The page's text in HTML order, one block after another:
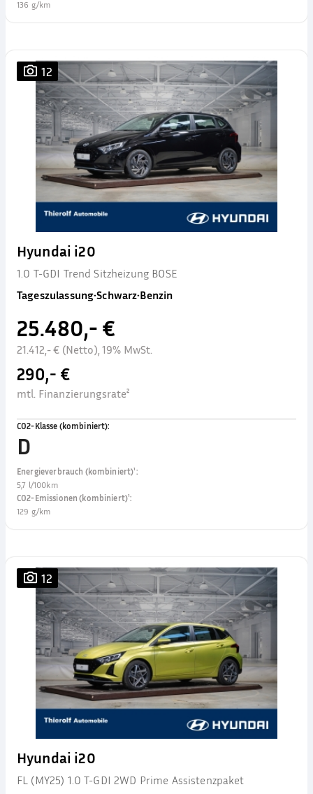
136 g/km
12
Hyundai i20
1.0 T-GDI Trend Sitzheizung BOSE
Tageszulassung•Schwarz•Benzin
25.480,- €
21.412,- € (Netto), 19% MwSt.
290,- €
mtl. Finanzierungsrate²
CO2-Klasse (kombiniert):
D
Energieverbrauch (kombiniert)¹:
5,7 l/100km
CO2-Emissionen (kombiniert)¹:
129 g/km
12
Hyundai i20
FL (MY25) 1.0 T-GDI 2WD Prime Assistenzpaket